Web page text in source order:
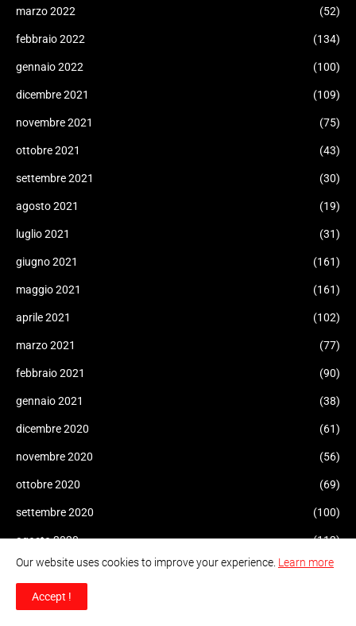
marzo 2022 (52)
febbraio 2022 (134)
gennaio 2022 (100)
dicembre 2021 (109)
novembre 2021 (75)
ottobre 2021 (43)
settembre 2021 (30)
agosto 2021 (19)
luglio 2021 (31)
giugno 2021 (161)
maggio 2021 (161)
aprile 2021 (102)
marzo 2021 (77)
febbraio 2021 (90)
gennaio 2021 (38)
dicembre 2020 (61)
novembre 2020 (56)
ottobre 2020 (69)
settembre 2020 (100)
agosto 2020 (112)
luglio 2020 (73)
giugno 2020
Our website uses cookies to improve your experience. Learn more
Accept !